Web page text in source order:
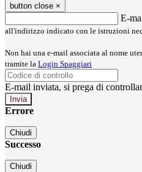
button close ×
E-
all'indirizzo indicato con le istruzioni
Non hai una e-mail associata al nome
tramite la Login Spaggiari
E-mail inviata, si prega di
Errore
Chiudi
Successo
Chiudi